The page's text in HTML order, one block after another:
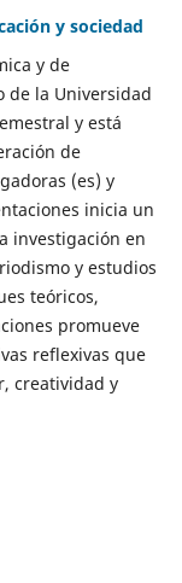
y sociedad
y de
de la Universidad
y está
de
(es) y
inicia un
investigación en
y estudios
teóricos,
promueve
reflexivas que
creatividad y